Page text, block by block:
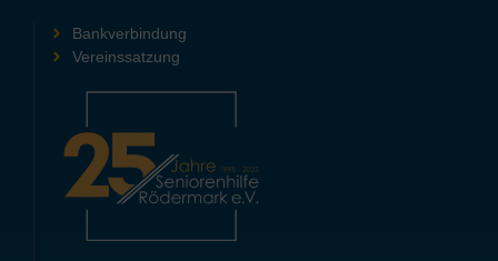
Bankverbindung
Vereinssatzung